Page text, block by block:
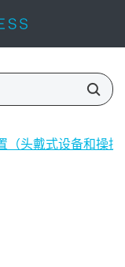
（头戴式设备和操控